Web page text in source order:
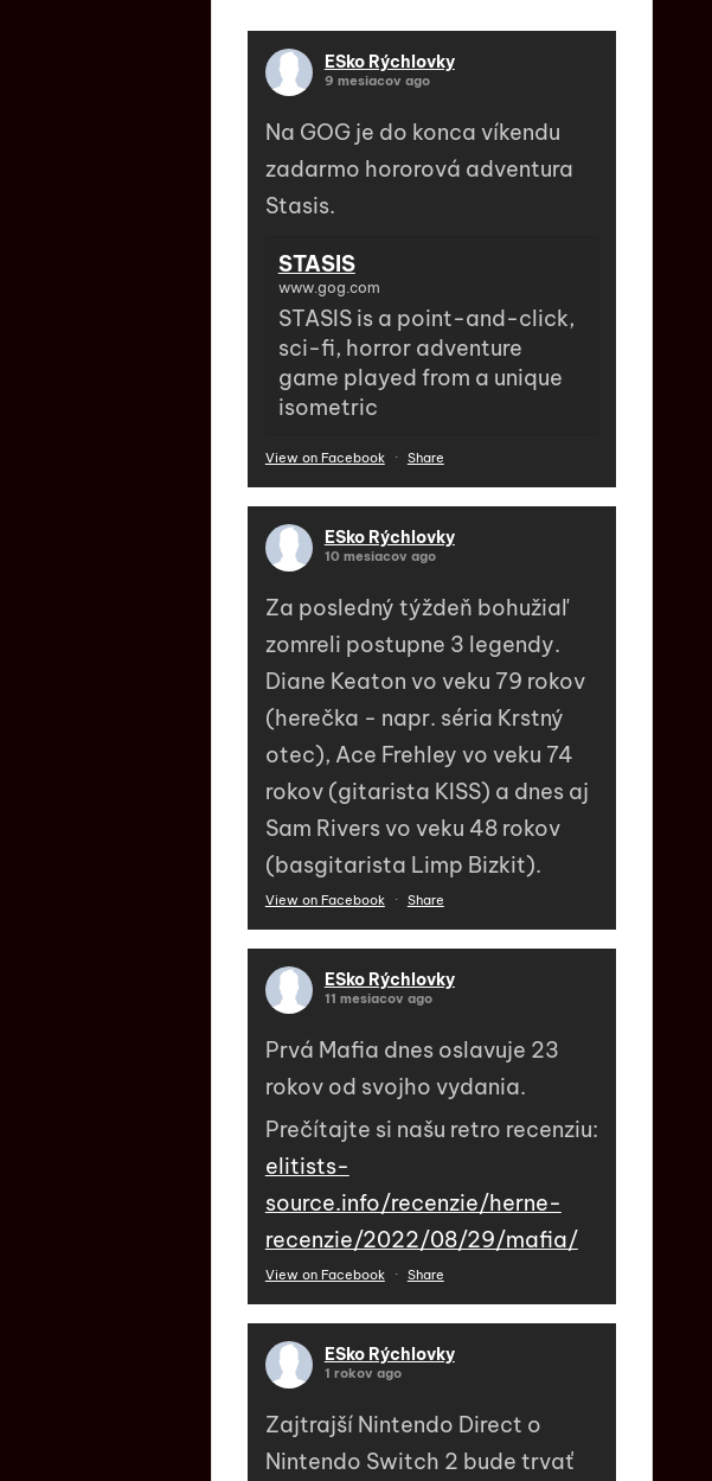
ESko Rýchlovky
9 mesiacov ago
Na GOG je do konca víkendu
zadarmo hororová adventura
Stasis.
STASIS
www.gog.com
STASIS is a point-and-click,
sci-fi, horror adventure
game played from a unique
isometric
View on Facebook · Share
ESko Rýchlovky
10 mesiacov ago
Za posledný týždeň bohužiaľ
zomreli postupne 3 legendy.
Diane Keaton vo veku 79 rokov
(herečka - napr. séria Krstný
otec), Ace Frehley vo veku 74
rokov (gitarista KISS) a dnes aj
Sam Rivers vo veku 48 rokov
(basgitarista Limp Bizkit).
View on Facebook · Share
ESko Rýchlovky
11 mesiacov ago
Prvá Mafia dnes oslavuje 23
rokov od svojho vydania.
Prečítajte si našu retro recenziu:
elitists-
source.info/recenzie/herne-
recenzie/2022/08/29/mafia/
View on Facebook · Share
ESko Rýchlovky
1 rokov ago
Zajtrajší Nintendo Direct o
Nintendo Switch 2 bude trvať